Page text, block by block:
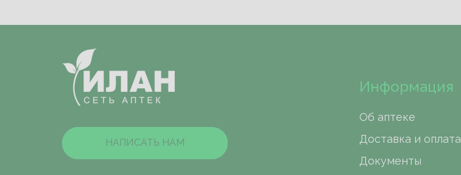
НАПИСАТЬ НАМ
Информация
Об аптеке
Доставка и оплата
Документы